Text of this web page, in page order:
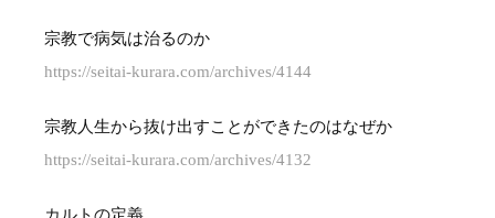
宗教で病気は治るのか
https://seitai-kurara.com/archives/4144
宗教人生から抜け出すことができたのはなぜか
https://seitai-kurara.com/archives/4132